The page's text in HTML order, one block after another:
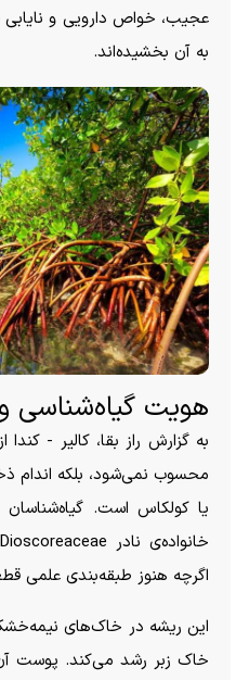
عجیب، خواص دارویی و نایابی
به آن بخشیده‌اند.
هویت گیاه‌شناسی
به گزارش راز بقا، کالیر -
محسوب نمی‌شود، بلکه اندام
یا کولکاس است.
اگرچه هنوز طبقه‌بندی علمی
این ریشه در خاک‌های
خاک زبر رشد می‌کند. پوست آن